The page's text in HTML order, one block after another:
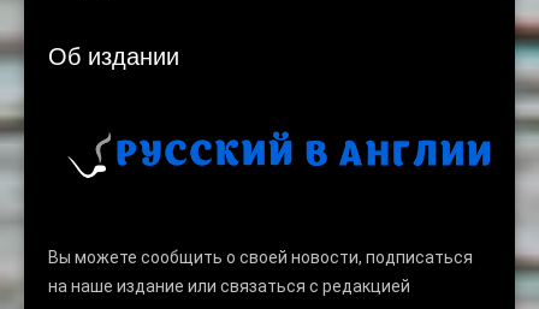
Об издании
Вы можете сообщить о своей новости, подписаться
на наше издание или связаться с редакцией